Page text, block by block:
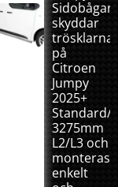
skyddar
trösklarna
på
Citroen
Jumpy
2025+
Standard/
3275mm
L2/L3 och
monteras
enkelt